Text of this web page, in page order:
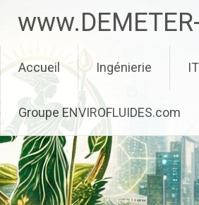
contenu
Accueil Ingénierie
Groupe ENVIROFLUIDES.com